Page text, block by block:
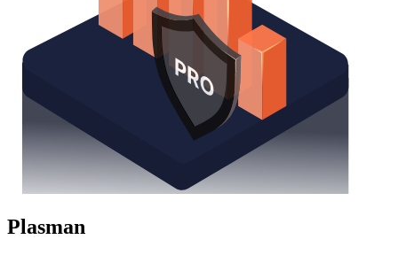
Plasman